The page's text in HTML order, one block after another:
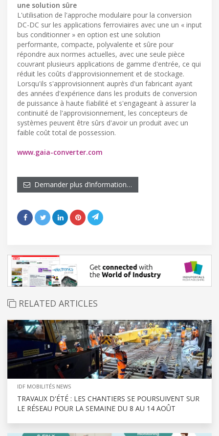
une solution sûre
L'utilisation de l'approche modulaire pour la conversion
DC-DC sur les applications ferroviaires avec une un « input
bus conditionner » en option est une solution
performante, compacte, polyvalente et sûre pour
répondre aux normes actuelles, avec une seule pièce
couvrant plusieurs applications de gamme d'entrée, ce qui
réduit les coûts d'approvisionnement et de stockage.
Lorsqu'ils s'approvisionnent auprès d'un fabricant ayant
des années d'expérience dans les produits de conversion
de puissance à haute fiabilité et s'engageant à assurer la
continuité de l'approvisionnement, les concepteurs de
systèmes peuvent être sûrs d'avoir un produit avec un
faible coût total de possession.
www.gaia-converter.com
Demander plus d’information…
RELATED ARTICLES
IDF MOBILITÉS NEWS
TRAVAUX D'ÉTÉ : LES CHANTIERS SE POURSUIVENT SUR
LE RÉSEAU POUR LA SEMAINE DU 8 AU 14 AOÛT